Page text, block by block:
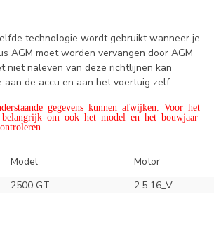
technologie wordt gebruikt wanneer je
AGM moet worden vervangen door AGM
niet naleven van deze richtlijnen kan
aan de accu en aan het voertuig zelf.
gegevens kunnen afwijken. Voor het
om ook het model en het bouwjaar
Model
Motor
2500 GT 2.5 16_V